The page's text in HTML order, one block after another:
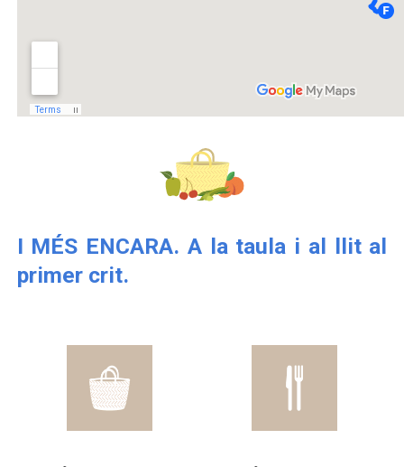
I MÉS ENCARA. A la taula i al llit al
primer crit.